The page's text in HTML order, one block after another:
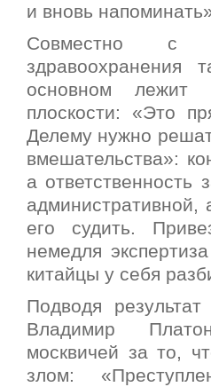
и вновь
Совместно с
здравоохранения
основном лежит
плоскости: «Это
Делему нужно
вмешательства»:
а
его судить.
немедля
китайцы у себя
Подводя
Владимир
москвичей за то,
злом: